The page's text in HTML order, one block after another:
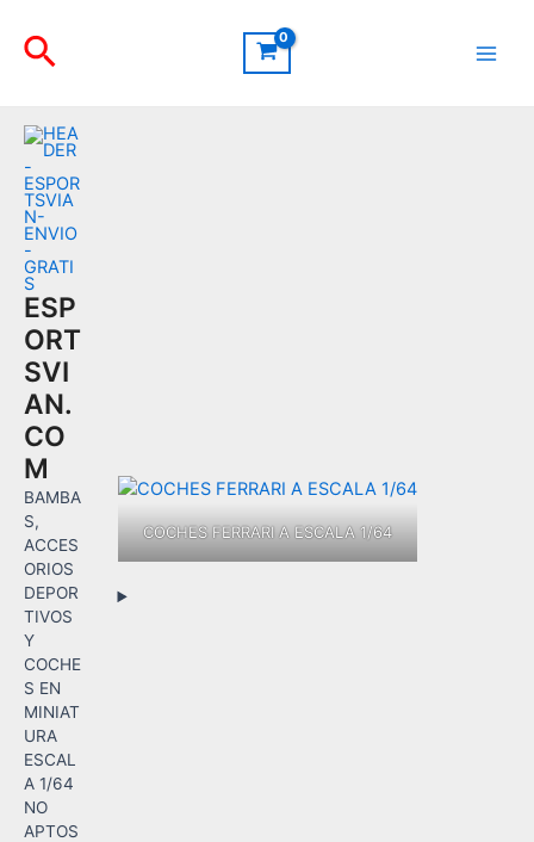
contenido
Buscar
ESP
ORT
SVI
AN.
CO
M
BAMBA
S,
ACCES
ORIOS
DEPOR
TIVOS
Y
COCHE
S EN
MINIAT
URA
ESCAL
A 1/64
NO
APTOS
COCHES FERRARI A ESCALA 1/64